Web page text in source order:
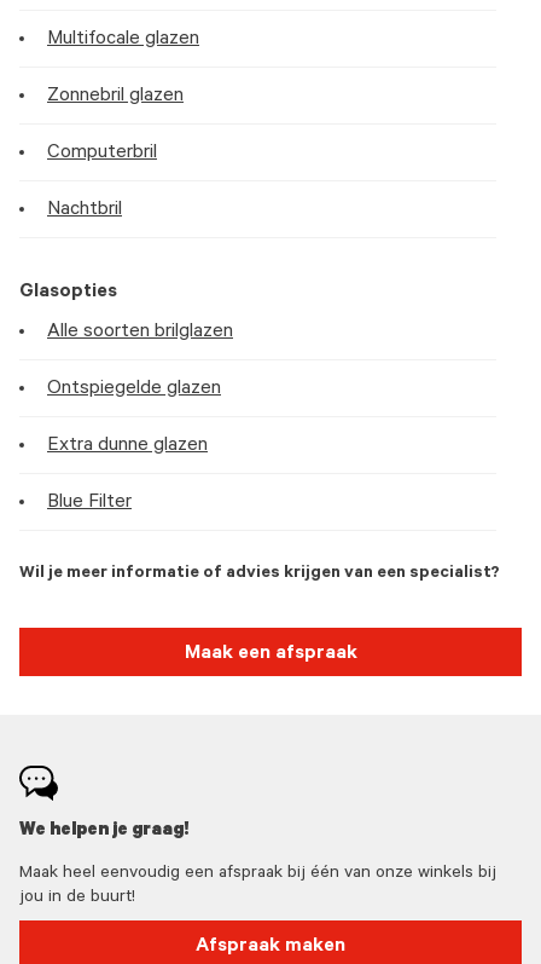
Multifocale glazen
Zonnebril glazen
Computerbril
Nachtbril
Glasopties
Alle soorten brilglazen
Ontspiegelde glazen
Extra dunne glazen
Blue Filter
Wil je meer informatie of advies krijgen van een specialist?
Maak een afspraak
We helpen je graag!
Maak heel eenvoudig een afspraak bij één van onze winkels bij
jou in de buurt!
Afspraak maken